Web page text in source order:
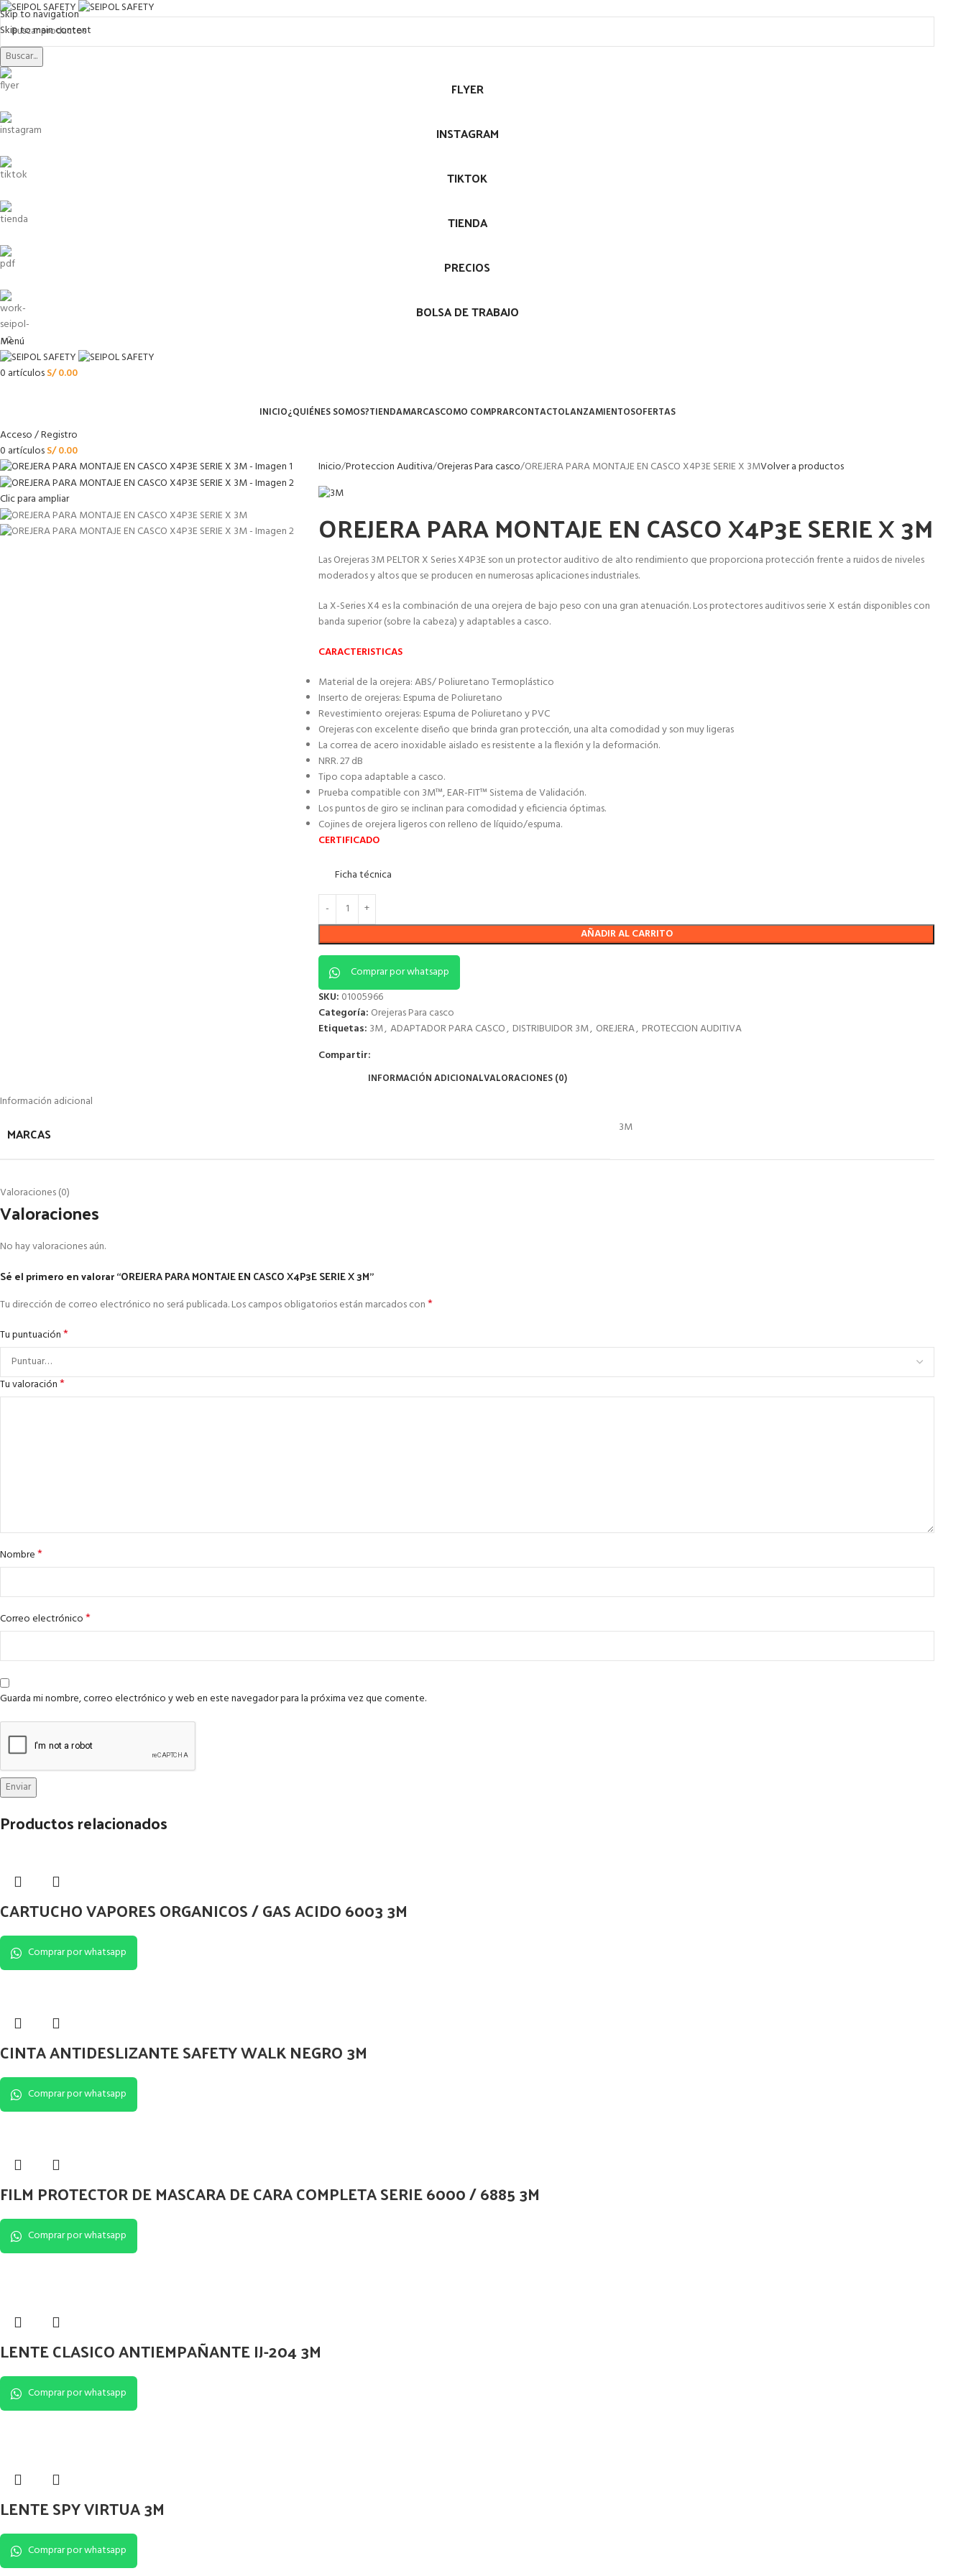
Skip to navigation
Skip to main content
Buscar...
FLYER
INSTAGRAM
TIKTOK
TIENDA
PRECIOS
BOLSA DE TRABAJO
Menú
0 artículosS/0.00
INICIO¿QUIÉNES SOMOS?TIENDAMARCASCOMO COMPRARCONTACTOLANZAMIENTOSOFERTAS
Acceso / Registro
0 artículosS/0.00
Clic para ampliar
Inicio Proteccion Auditiva Orejeras Para casco OREJERA PARA MONTAJE EN CASCO X4P3E SERIE X 3MVolver a productos
OREJERA PARA MONTAJE EN CASCO X4P3E SERIE X 3M
Las Orejeras 3M PELTOR X Series X4P3E son un protector auditivo de alto rendimiento que proporciona protección frente a ruidos de niveles
moderados y altos que se producen en numerosas aplicaciones industriales.
La X-Series X4 es la combinación de una orejera de bajo peso con una gran atenuación. Los protectores auditivos serie X están disponibles con
banda superior (sobre la cabeza) y adaptables a casco.
CARACTERISTICAS
Material de la orejera: ABS/ Poliuretano Termoplástico
Inserto de orejeras: Espuma de Poliuretano
Revestimiento orejeras: Espuma de Poliuretano y PVC
Orejeras con excelente diseño que brinda gran protección, una alta comodidad y son muy ligeras
La correa de acero inoxidable aislado es resistente a la flexión y la deformación.
NRR. 27 dB
Tipo copa adaptable a casco.
Prueba compatible con 3M™, EAR-FIT™ Sistema de Validación.
Los puntos de giro se inclinan para comodidad y eficiencia óptimas.
Cojines de orejera ligeros con relleno de líquido/espuma.
CERTIFICADO
Ficha técnica
AÑADIR AL CARRITO
Comprar por whatsapp
SKU: 01005966
Categoría: Orejeras Para casco
Etiquetas: 3M, ADAPTADOR PARA CASCO, DISTRIBUIDOR 3M, OREJERA, PROTECCION AUDITIVA
Compartir:
INFORMACIÓN ADICIONALVALORACIONES (0)
Información adicional
MARCAS 3M
Valoraciones (0)
Valoraciones
No hay valoraciones aún.
Sé el primero en valorar “OREJERA PARA MONTAJE EN CASCO X4P3E SERIE X 3M”
Tu dirección de correo electrónico no será publicada.Los campos obligatorios están marcados con*
Tu puntuación*
Tu valoración*
Nombre*
Correo electrónico*
Guarda mi nombre, correo electrónico y web en este navegador para la próxima vez que comente.
Productos relacionados
CARTUCHO VAPORES ORGANICOS / GAS ACIDO 6003 3M
Comprar por whatsapp
CINTA ANTIDESLIZANTE SAFETY WALK NEGRO 3M
Comprar por whatsapp
FILM PROTECTOR DE MASCARA DE CARA COMPLETA SERIE 6000 / 6885 3M
Comprar por whatsapp
LENTE CLASICO ANTIEMPAÑANTE IJ-204 3M
Comprar por whatsapp
LENTE SPY VIRTUA 3M
Comprar por whatsapp